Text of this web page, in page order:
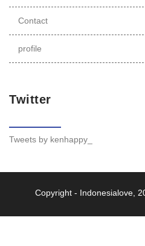
Contact
profile
Twitter
Tweets by kenhappy_
Copyright - Indonesialove,